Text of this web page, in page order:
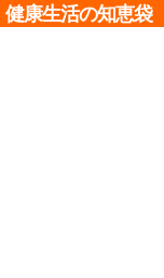
健康生活の知恵袋